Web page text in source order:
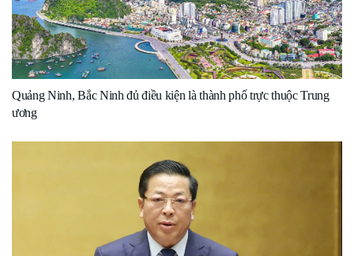
Quảng Ninh, Bắc Ninh đủ điều kiện là thành phố trực thuộc Trung
ương